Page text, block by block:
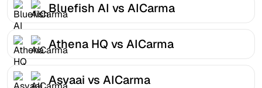
Bluefish AI vs AICarma
Athena HQ vs AICarma
Asvaai vs AICarma